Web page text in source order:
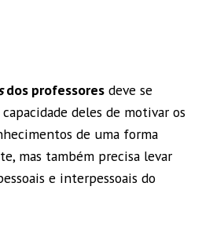
dos professores deve se
deles de motivar os
de uma forma
mas também precisa levar
e interpessoais do